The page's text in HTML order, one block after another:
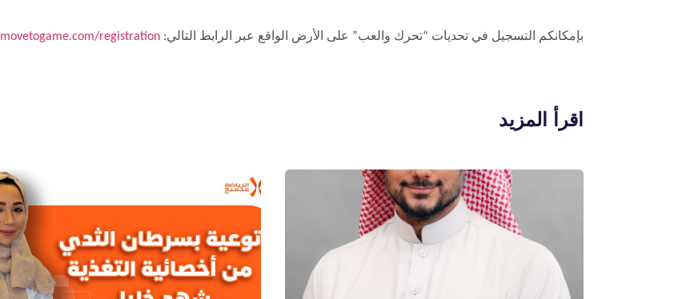
بإمكانكم التسجيل في تحديات “تحرك والعب” على الأرض الواقع عبر الرابط التالي: movetogame.com/registration
اقرأ المزيد